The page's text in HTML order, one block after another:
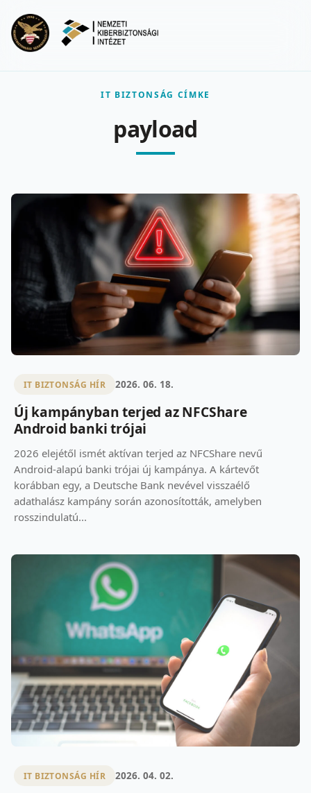
IT BIZTONSÁG CÍMKE
payload
IT BIZTONSÁG HÍR 2026. 06. 18.
Új kampányban terjed az NFCShare
Android banki trójai
2026 elejétől ismét aktívan terjed az NFCShare nevű
Android-alapú banki trójai új kampánya. A kártevőt
korábban egy, a Deutsche Bank nevével visszaélő
adathalász kampány során azonosították, amelyben
rosszindulatú...
IT BIZTONSÁG HÍR 2026. 04. 02.